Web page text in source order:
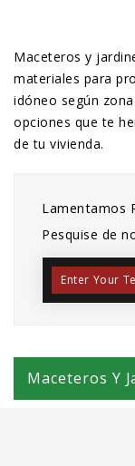
Maceteros y
materiales para
idóneo según
opciones que te
de tu vivienda.
Lamentamos
Pesquise de
Maceteros Y